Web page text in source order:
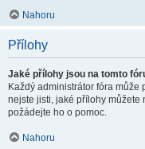
Nahoru
Přílohy
Jaké přílohy jsou na tomto
Každý administrátor fóra může
nejste jisti, jaké přílohy můžete
požádejte ho o pomoc.
Nahoru